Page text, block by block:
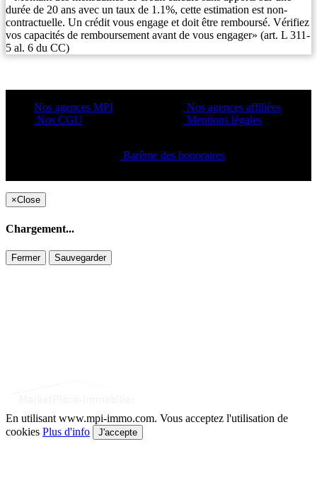
durée de 20 ans avec un taux de 1.1%, cette estimation est non-
contractuelle. Un crédit vous engage et doit être remboursé. Vérifiez
vos capacités de remboursement avant de vous engager» (art. L 311-
5 al. 6 du CC)
Nos agences MPI
Nos CGU
Nos agences affiliées
Mentions légales
Barême des honoraires
×Close
Chargement...
Fermer Sauvegarder
En utilisant www.mpi-immo.com. Vous acceptez l'utilisation de
cookies Plus d'info J'accepte